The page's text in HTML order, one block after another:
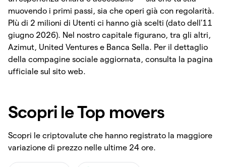
muovendo i primi passi, sia che operi già con regolarità.
PIù di 2 milioni di Utenti ci hanno già scelti (dato dell'11
giugno 2026). Nel nostro capitale figurano, tra gli altri,
Azimut, United Ventures e Banca Sella. Per il dettaglio
della compagine sociale aggiornata, consulta la pagina
ufficiale sul sito web.
Scopri le Top movers
Scopri le criptovalute che hanno registrato la maggiore
variazione di prezzo nelle ultime 24 ore.